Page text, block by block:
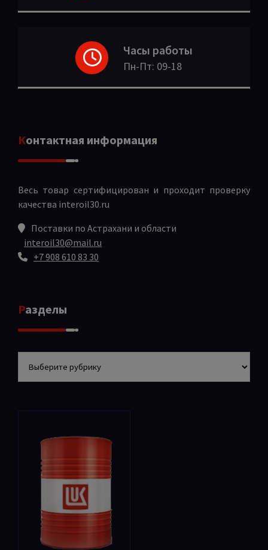
Часы работы
Пн-Пт: 09-18
Контактная информация
Весь товар сертифицирован и проходит проверку
качества interoil30.ru
Поставки по Астрахани и области
interoil30@mail.ru
+7 908 610 83 30
Разделы